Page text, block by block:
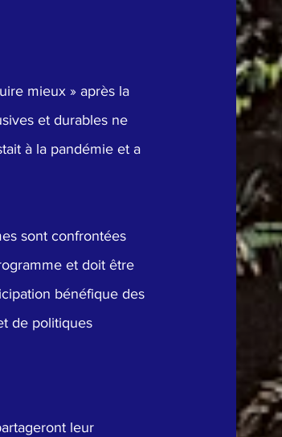
mieux » après la
et durables ne
à la pandémie et a
sont confrontées
et doit être
bénéfique des
de politiques
leur